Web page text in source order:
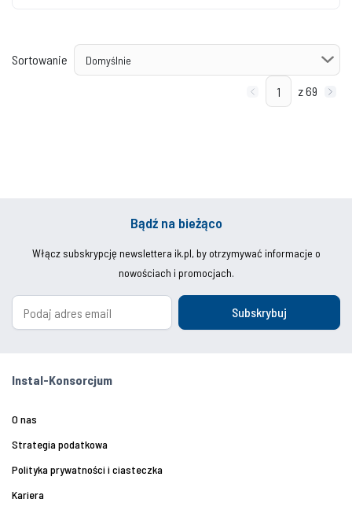
Sortowanie
z 69
Bądź na bieżąco
Włącz subskrypcję newslettera ik.pl, by otrzymywać informacje o
nowościach i promocjach.
Subskrybuj
Instal-Konsorcjum
O nas
Strategia podatkowa
Polityka prywatności i ciasteczka
Kariera